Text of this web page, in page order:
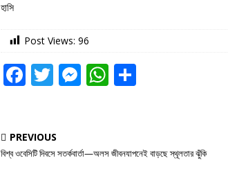
হাসি
Post Views: 96
F
e
b
T
te
r
M
e
n
W
s
A
e
PREVIOUS
বিশ্ব ওবেসিটি দিবসে সতর্কবার্তা—অলস জীবনযাপনেই বাড়ছে স্থূলতার ঝুঁকি